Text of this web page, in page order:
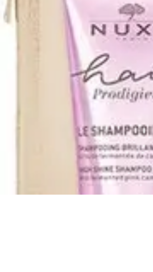
Cocina Española
Recetas
Recetas Tradicionales IngredientesHistoria
Cocina Española